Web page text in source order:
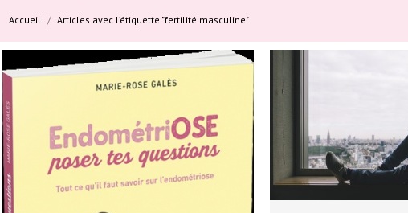
Accueil Articles avec l’étiquette "fertilité masculine"